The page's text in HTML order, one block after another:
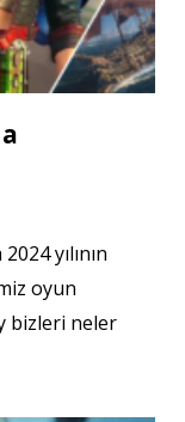
yılının
oyun
bizleri neler